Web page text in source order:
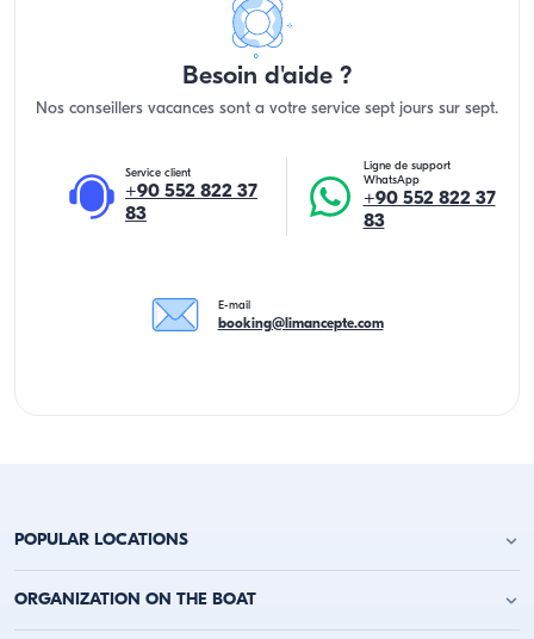
Besoin d'aide ?
Nos conseillers vacances sont a votre service sept jours sur sept.
Service client
+90 552 822 37
83
Ligne de support
WhatsApp
+90 552 822 37
83
E-mail
booking@limancepte.com
POPULAR LOCATIONS
Location de yacht à Antalya
ORGANIZATION ON THE BOAT